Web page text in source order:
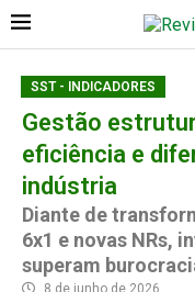
SST - INDICADORES
Gestão
eficiência e
indústria
Diante de
6x1 e novas NRs,
superam
8 de junho de 2026